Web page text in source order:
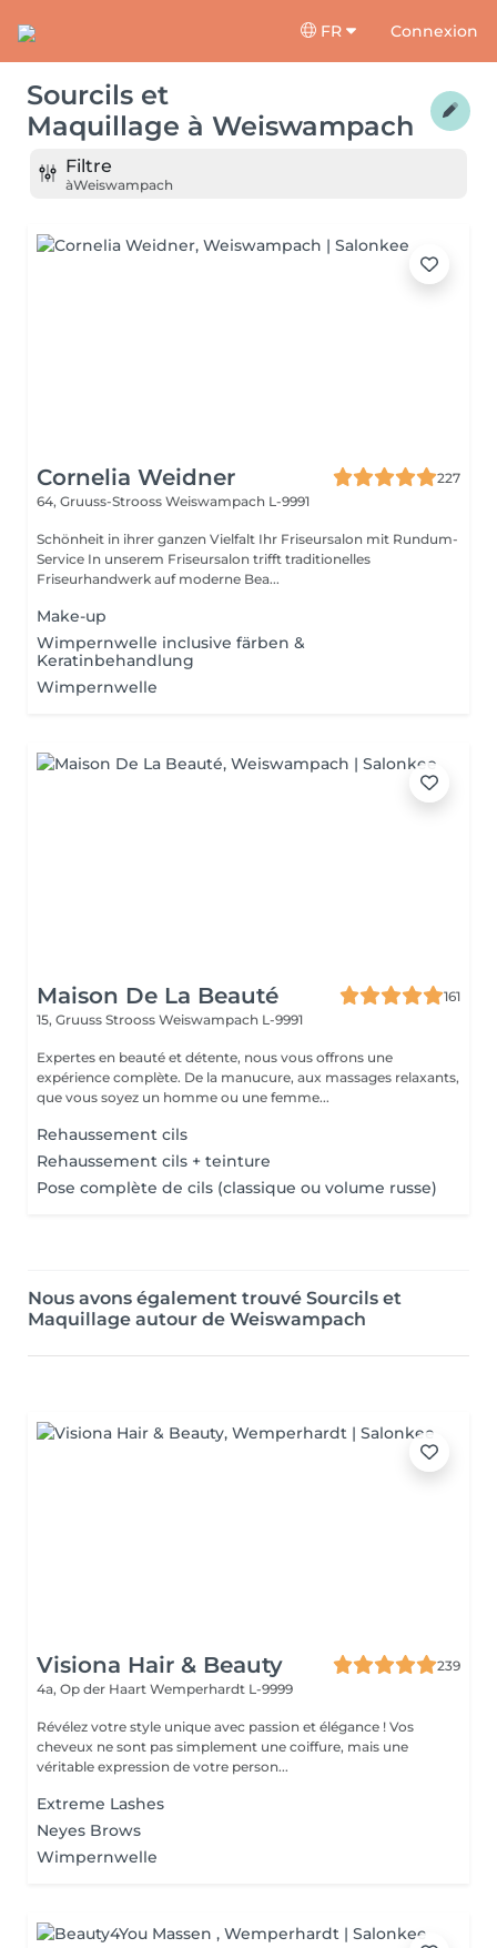
FR Connexion
Sourcils et
Maquillage à Weiswampach
Filtre
àWeiswampach
Cornelia Weidner
227
64, Gruuss-Strooss Weiswampach L-9991
Schönheit in ihrer ganzen Vielfalt Ihr Friseursalon mit Rundum-
Service In unserem Friseursalon trifft traditionelles
Friseurhandwerk auf moderne Bea...
Make-up
Wimpernwelle inclusive färben &
Keratinbehandlung
Wimpernwelle
Maison De La Beauté
161
15, Gruuss Strooss Weiswampach L-9991
Expertes en beauté et détente, nous vous offrons une
expérience complète. De la manucure, aux massages relaxants,
que vous soyez un homme ou une femme...
Rehaussement cils
Rehaussement cils + teinture
Pose complète de cils (classique ou volume russe)
Nous avons également trouvé Sourcils et
Maquillage autour de Weiswampach
Visiona Hair & Beauty
239
4a, Op der Haart Wemperhardt L-9999
Révélez votre style unique avec passion et élégance ! Vos
cheveux ne sont pas simplement une coiffure, mais une
véritable expression de votre person...
Extreme Lashes
Neyes Brows
Wimpernwelle